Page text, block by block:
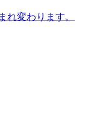
れ変わります。